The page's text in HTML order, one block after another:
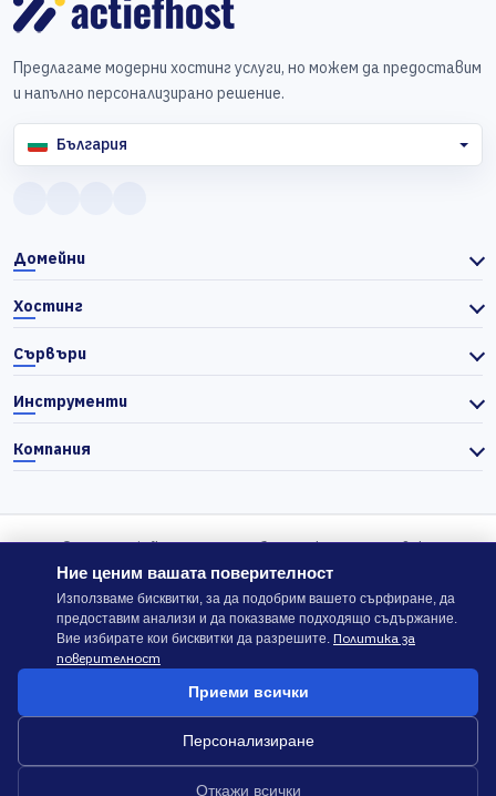
Предлагаме модерни хостинг услуги, но можем да предоставим
и напълно персонализирано решение.
България
Домейни
Хостинг
Сървъри
Инструменти
Компания
© 2026 Actiefhost. Съгласно българското търговско
законодателство цените в сайта се показват без ДДС, а ДДС се
изчислява отделно при завършване на поръчката, когато е
приложимо.
ACTIEFHOST LTD,
Ние ценим вашата поверителност
Използваме бисквитки, за да подобрим вашето сърфиране, да
предоставим анализи и да показваме подходящо съдържание.
Вие избирате кои бисквитки да разрешите. Политика за
поверителност
Приеми всички
Персонализиране
Откажи всички